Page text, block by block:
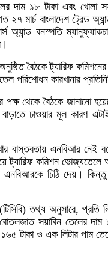
দাম ১৮ টাকা এবং খোলা
২৭ মার্চ বাংলাদেশ ট্রেড
অ্যান্ড বনস্পতি
বৈঠকে ট্যারিফ কমিশনের
পরিশোধন কারখানার
পক্ষ থেকে বৈঠকে জানানো
চাওয়ার মূল কারণ
বাস্তবতায় এনবিআর নেই
ট্যারিফ কমিশন ভোজ্যতেলে
চিঠি দেয়।
তথ্য অনুসারে, প্রতি
সয়াবিন তেলের
টাকা ও এক লিটার পাম